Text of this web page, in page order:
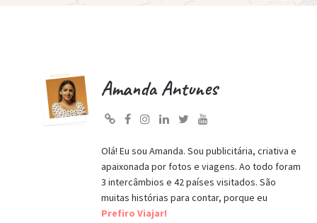
Amanda Antunes
Olá! Eu sou Amanda. Sou publicitária, criativa e
apaixonada por fotos e viagens. Ao todo foram
3 intercâmbios e 42 países visitados. São
muitas histórias para contar, porque eu
Prefiro Viajar!